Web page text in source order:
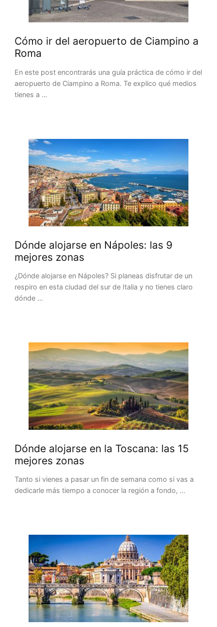
Cómo ir del aeropuerto de Ciampino a
Roma
En este post encontrarás una guía práctica de cómo ir del
aeropuerto de Ciampino a Roma. Te explico qué medios
tienes a …
Dónde alojarse en Nápoles: las 9
mejores zonas
¿Dónde alojarse en Nápoles? Si planeas disfrutar de un
respiro en esta ciudad del sur de Italia y no tienes claro
dónde …
Dónde alojarse en la Toscana: las 15
mejores zonas
Tanto si vienes a pasar un fin de semana como si vas a
dedicarle más tiempo a conocer la región a fondo, …